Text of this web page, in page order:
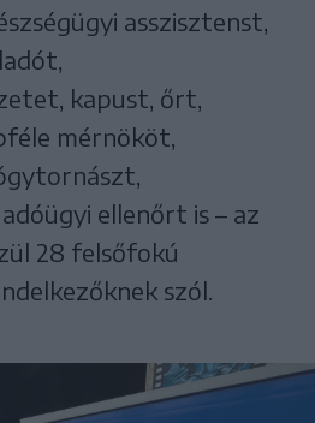
asszisztenst,
kapust, őrt,
mérnököt,
ellenőrt is – az
28 felsőfokú
szól.